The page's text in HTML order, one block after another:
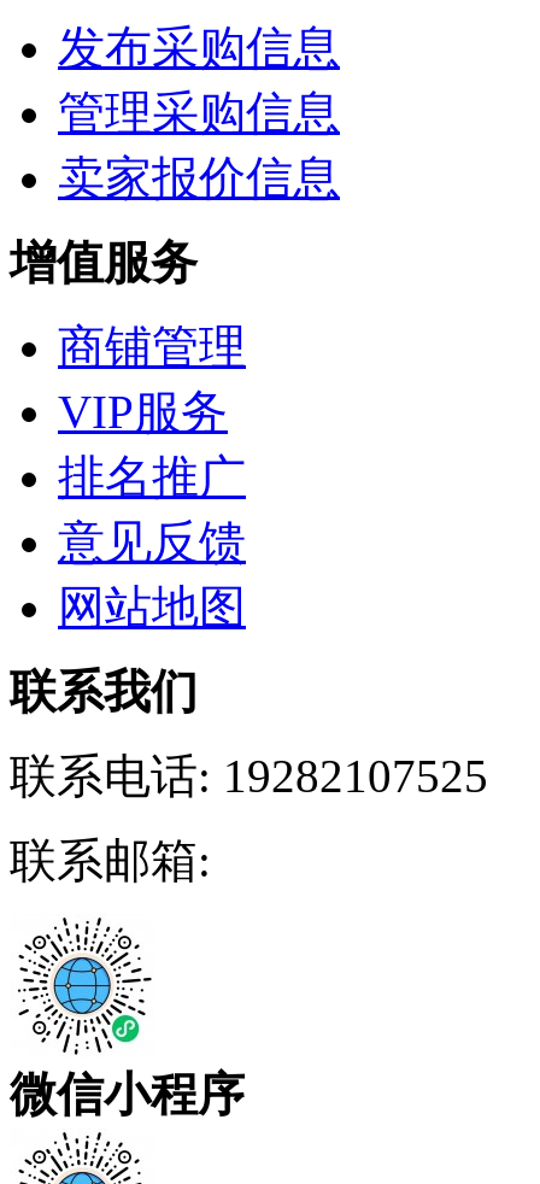
发布采购信息
管理采购信息
卖家报价信息
增值服务
商铺管理
VIP服务
排名推广
意见反馈
网站地图
联系我们
联系电话: 19282107525
联系邮箱:
微信小程序